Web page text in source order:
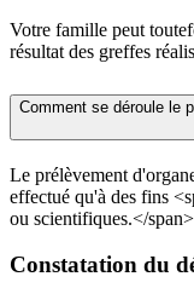
Votre famille peut
résultat des greffes
Comment se déroule le
Le prélèvement
effectué qu'à des fins
ou scientifiques.</span>
Constatation du